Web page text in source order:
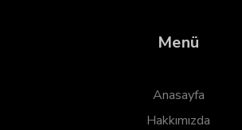
Menü
Anasayfa
Hakkımızda